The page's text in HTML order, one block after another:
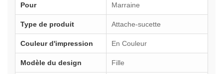
Pour Marraine
Type de produit Attache-sucette
Couleur d'impression En Couleur
Modèle du design Fille